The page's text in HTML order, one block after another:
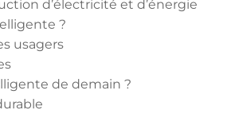
d’électricité et d’énergie
?
usagers
de demain ?